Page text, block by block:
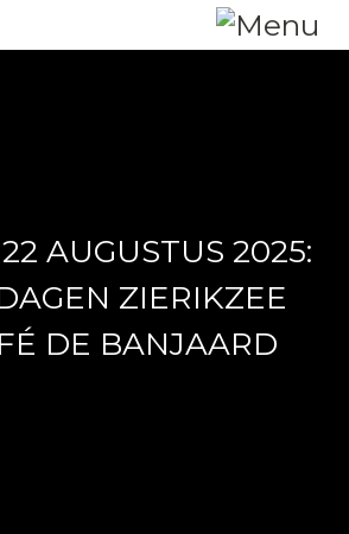
AUGUSTUS 2025:
ZIERIKZEE
DE BANJAARD